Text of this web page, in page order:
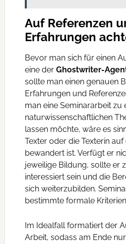
Auf Referenzen
Erfahrungen
Bevor man sich für einen
eine der Ghostwriter-
sollte man einen genauen
Erfahrungen und
man eine Seminararbeit zu
naturwissenschaftlichen
lassen möchte, wäre es
Texter oder die Texterin
bewandert ist. Verfügt er
jeweilige Bildung, sollte er
interessiert sein und die
sich weiterzubilden.
bestimmte formale
Im Idealfall formatiert der
Arbeit, sodass am Ende